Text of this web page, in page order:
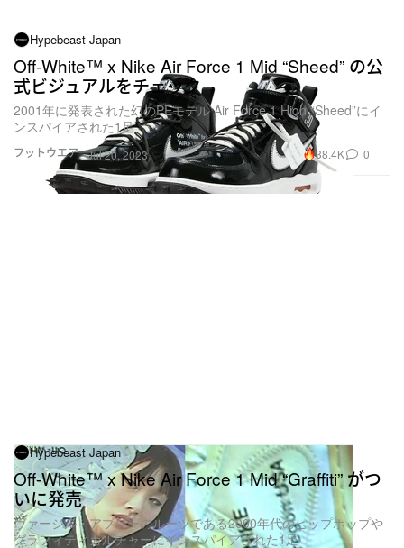
Hypebeast Japan
Off-White™ x Nike Air Force 1 Mid “Sheed” の公
式ビジュアルをチェック
2001年に発表された幻のPEモデル Air Force 1 High “Sheed”にイ
ンスパイアされた1足
フットウエア Jul 20, 2023 38.4K 0
Hypebeast Japan
Off-White™ x Nike Air Force 1 Mid “Graffiti” がつ
いに発売
ヴァージル・アブローのルーツである2000年代のヒップホップや
グラフィティカルチャーにインスパイアされた1足